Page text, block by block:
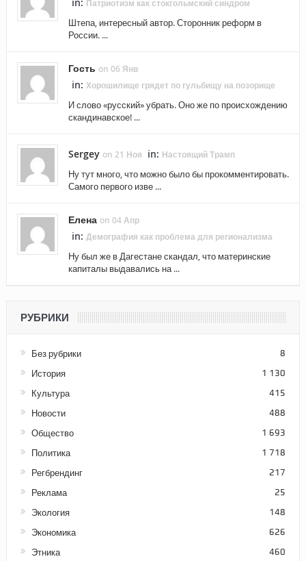
in: Патриотизм как стокгольмский синдром
Штепа, интересный автор. Сторонник реформ в
России. ...
Гость on 06 Янв
in: Хорошилище грядет по гульбищу на позорище
И слово «русский» убрать. Оно же по происхождению
скандинавское! ...
Sergey on 21 Ноя in: Настоящий Трамп
Ну тут много, что можно было бы прокомментировать.
Самого первого изве ...
Елена on 04 Апр
in: Демография как проблема для регионализма
Ну был же в Дагестане скандал, что материнские
капиталы выдавались на ...
РУБРИКИ
Без рубрики 8
История 1 130
Культура 415
Новости 488
Общество 1 693
Политика 1 718
Регбрендинг 217
Реклама 25
Экология 148
Экономика 626
Этника 460